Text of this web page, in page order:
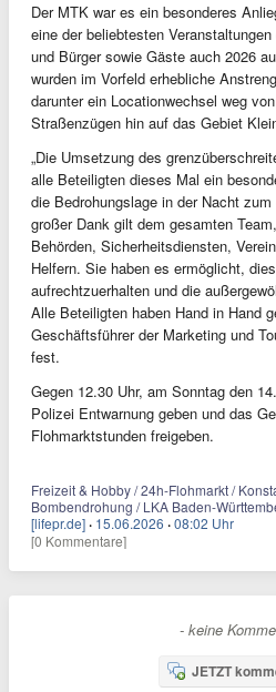
Der MTK war es ein besonderes
eine der beliebtesten
und Bürger sowie Gäste auch 2026
wurden im Vorfeld erhebliche
darunter ein Locationwechsel weg
Straßenzügen hin auf das Gebiet
„Die Umsetzung des
alle Beteiligten dieses Mal ein
die Bedrohungslage in der Nacht
großer Dank gilt dem gesamten
Behörden, Sicherheitsdiensten,
Helfern. Sie haben es ermöglicht,
aufrechtzuerhalten und die
Alle Beteiligten haben Hand in Hand
Geschäftsführer der Marketing und
fest.
Gegen 12.30 Uhr, am Sonntag den
Polizei Entwarnung geben und das
Flohmarktstunden freigeben.
Freizeit & Hobby / 24h-Flohmarkt /
Bombendrohung / LKA Baden-
[lifepr.de] · 15.06.2026 ·08:02 Uhr
[0 Kommentare]
- keine
JETZT